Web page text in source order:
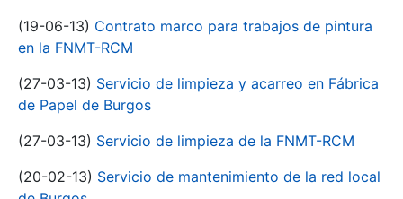
(19-06-13) Contrato marco para trabajos de pintura
en la FNMT-RCM
(27-03-13) Servicio de limpieza y acarreo en Fábrica
de Papel de Burgos
(27-03-13) Servicio de limpieza de la FNMT-RCM
(20-02-13) Servicio de mantenimiento de la red local